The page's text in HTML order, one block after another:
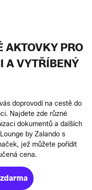
AKTOVKY PRO
A VYTŘÍBENÝ
doprovodí na cestě do
Najdete zde různé
dokumentů a dalších
by Zalando s
jež můžete pořídit
cena.